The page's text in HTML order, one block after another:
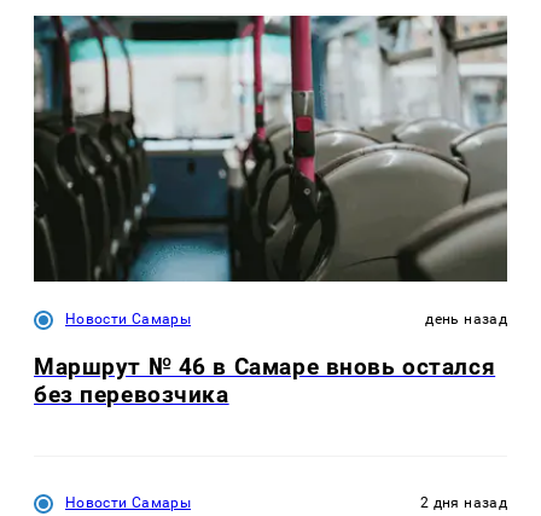
Новости Самары день назад
Маршрут № 46 в Самаре вновь остался
без перевозчика
Новости Самары 2 дня назад